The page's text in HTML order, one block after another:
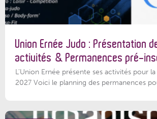
Union Ernée Judo : Présentation
activités & Permanences pré-
L'Union Ernée présente ses activités pour
2027 Voici le planning des permanences